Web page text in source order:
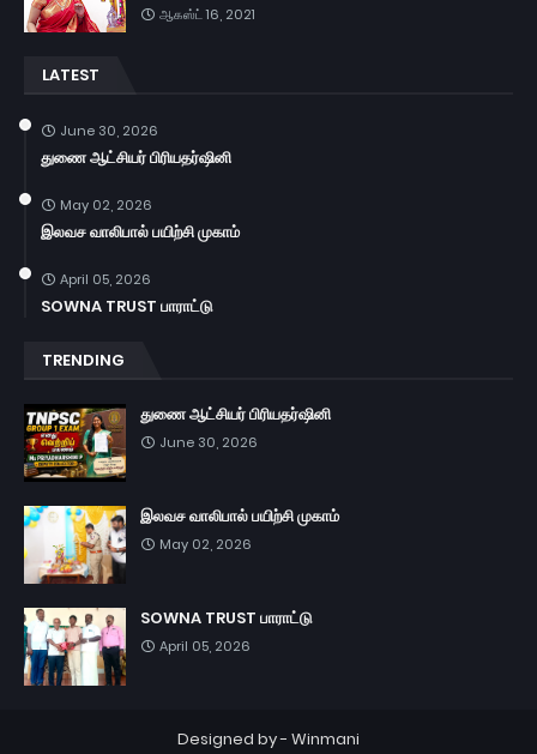
ஆகஸ்ட் 16, 2021
LATEST
June 30, 2026
துணை ஆட்சியர் பிரியதர்ஷினி
May 02, 2026
இலவச வாலிபால் பயிற்சி முகாம்
April 05, 2026
SOWNA TRUST பாராட்டு
TRENDING
துணை ஆட்சியர் பிரியதர்ஷினி
June 30, 2026
இலவச வாலிபால் பயிற்சி முகாம்
May 02, 2026
SOWNA TRUST பாராட்டு
April 05, 2026
Designed by - Winmani